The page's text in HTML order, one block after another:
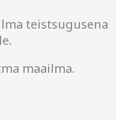
teistsugusena
maailma.